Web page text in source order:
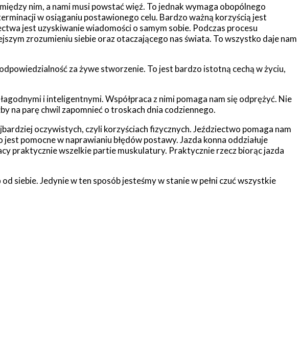
nim, a nami musi powstać więź. To jednak wymaga obopólnego
w osiąganiu postawionego celu. Bardzo ważną korzyścią jest
jest uzyskiwanie wiadomości o samym sobie. Podczas procesu
zrozumieniu siebie oraz otaczającego nas świata. To wszystko daje nam
za żywe stworzenie. To jest bardzo istotną cechą w życiu,
i inteligentnymi. Współpraca z nimi pomaga nam się odprężyć. Nie
na parę chwil zapomnieć o troskach dnia codziennego.
oczywistych, czyli korzyściach fizycznych. Jeździectwo pomaga nam
pomocne w naprawianiu błędów postawy. Jazda konna oddziałuje
praktycznie wszelkie partie muskulatury. Praktycznie rzecz biorąc jazda
siebie. Jedynie w ten sposób jesteśmy w stanie w pełni czuć wszystkie